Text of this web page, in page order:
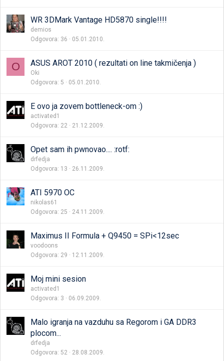
WR 3DMark Vantage HD5870 single!!!!
demios
Odgovora 36 05.01.2010.
O ASUS AROT 2010 ( rezultati on line takmičenja )
Oki
Odgovora 5 05.01.2010.
E ovo ja zovem bottleneck-om :)
activated1
Odgovora 22 21.12.2009.
Opet sam ih pwnovao.... :rotf:
drfedja
Odgovora 13 26.11.2009.
ATI 5970 OC
nikolas61
Odgovora 25 24.11.2009.
Maximus II Formula + Q9450 = SPi<12sec
voodoons
Odgovora 29 12.11.2009.
Moj mini sesion
activated1
Odgovora 3 06.09.2009.
Malo igranja na vazduhu sa Regorom i GA DDR3
plocom...
drfedja
Odgovora 52 28.08.2009.